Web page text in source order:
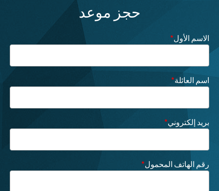
حجز موعد
الاسم الأول*
اسم العائلة*
بريد إلكتروني*
رقم الهاتف المحمول*